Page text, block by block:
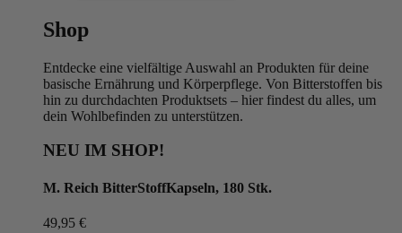
Shop
Entdecke eine vielfältige Auswahl an Produkten für deine
basische Ernährung und Körperpflege. Von Bitterstoffen bis
hin zu durchdachten Produktsets – hier findest du alles, um
dein Wohlbefinden zu unterstützen.
NEU IM SHOP!
M. Reich BitterStoffKapseln, 180 Stk.
49,95 €